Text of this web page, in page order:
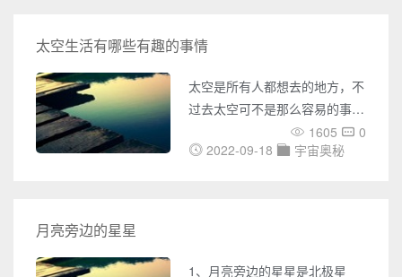
现过日全食现象，所以有人猜测
2012年天突然黑，可能是世界
末日已经发生，人类已经灭亡，
黑那一下只是地球重置罢了！最
近网上有很多人讨论在2012年
天突然黑了一下，很多人都评论
太空生活有哪些有趣的事情
太空是所有人都想去的地方，不
过去太空可不是那么容易的事
情，只有宇航员才能够乘坐航天
飞船去太空，太空中因为没有空
就给大家带来了太空生活的所有
1605
0
2022-09-18
宇宙奥秘
月亮旁边的星星
1、月亮旁边的星星是北极星